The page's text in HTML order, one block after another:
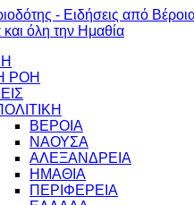
ΡΟΗ
ΒΕΡΟΙΑ
ΝΑΟΥΣΑ
ΑΛΕΞΑΝΔΡΕΙΑ
ΗΜΑΘΙΑ
ΠΕΡΙΦΕΡΕΙΑ